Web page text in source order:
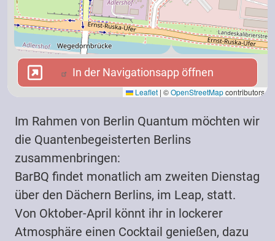
Leaflet | ©OpenStreetMapcontributors
In der Navigationsapp öffnen
In der Navigationsapp öffnen
Im Rahmen von Berlin Quantum möchten wir
die Quantenbegeisterten Berlins
zusammenbringen:
BarBQ findet monatlich am zweiten Dienstag
über den Dächern Berlins, im Leap, statt.
Von Oktober-April könnt ihr in lockerer
Atmosphäre einen Cocktail genießen, dazu